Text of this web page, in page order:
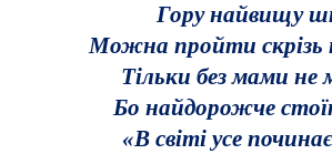
Гору найвищу
Можна пройти скрізь
Тільки без мами
Бо найдорожче
«В світі усе